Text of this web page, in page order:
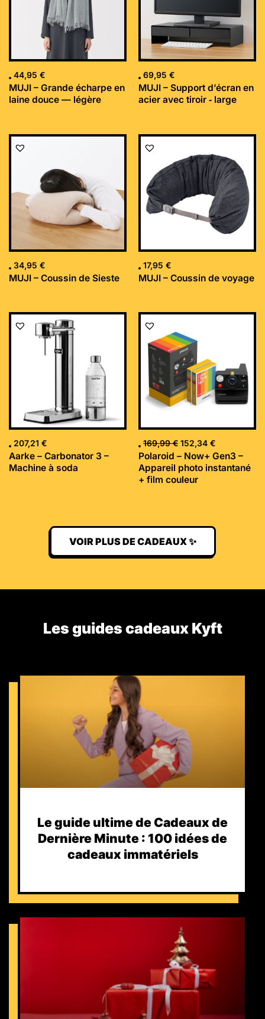
44,95 €
MUJI – Grande écharpe en
laine douce — légère
69,95 €
MUJI – Support d’écran en
acier avec tiroir ‐ large
34,95 €
MUJI – Coussin de Sieste
17,95 €
MUJI – Coussin de voyage
207,21 €
Aarke – Carbonator 3 –
Machine à soda
169,99€
Le
initial
était :
169,99 €.
152,34 €
Le
Polaroid – Now+ Gen3 –
Appareil photo instantané
+ film couleur
VOIR PLUS DE CADEAUX ✨
Les guides cadeaux Kyft​
Le guide ultime de Cadeaux de
Dernière Minute : 100 idées de
cadeaux immatériels